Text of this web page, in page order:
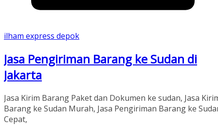
ilham express depok
Jasa Pengiriman Barang ke Sudan di
Jakarta
Jasa Kirim Barang Paket dan Dokumen ke sudan, Jasa
Barang ke Sudan Murah, Jasa Pengiriman Barang ke
Cepat,